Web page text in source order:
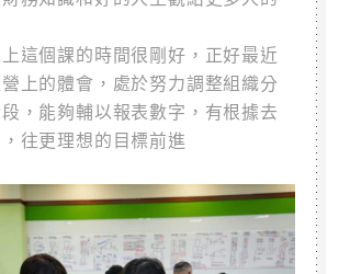
這個課的時間很剛好，正好最近
上的體會，處於努力調整組織分
，能夠輔以報表數字，有根據去
往更理想的目標前進